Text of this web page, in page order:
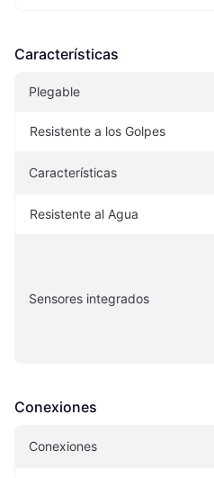
Características
Plegable
Resistente a los Golpes
Características
Resistente al Agua
Sensores integrados
Conexiones
Conexiones